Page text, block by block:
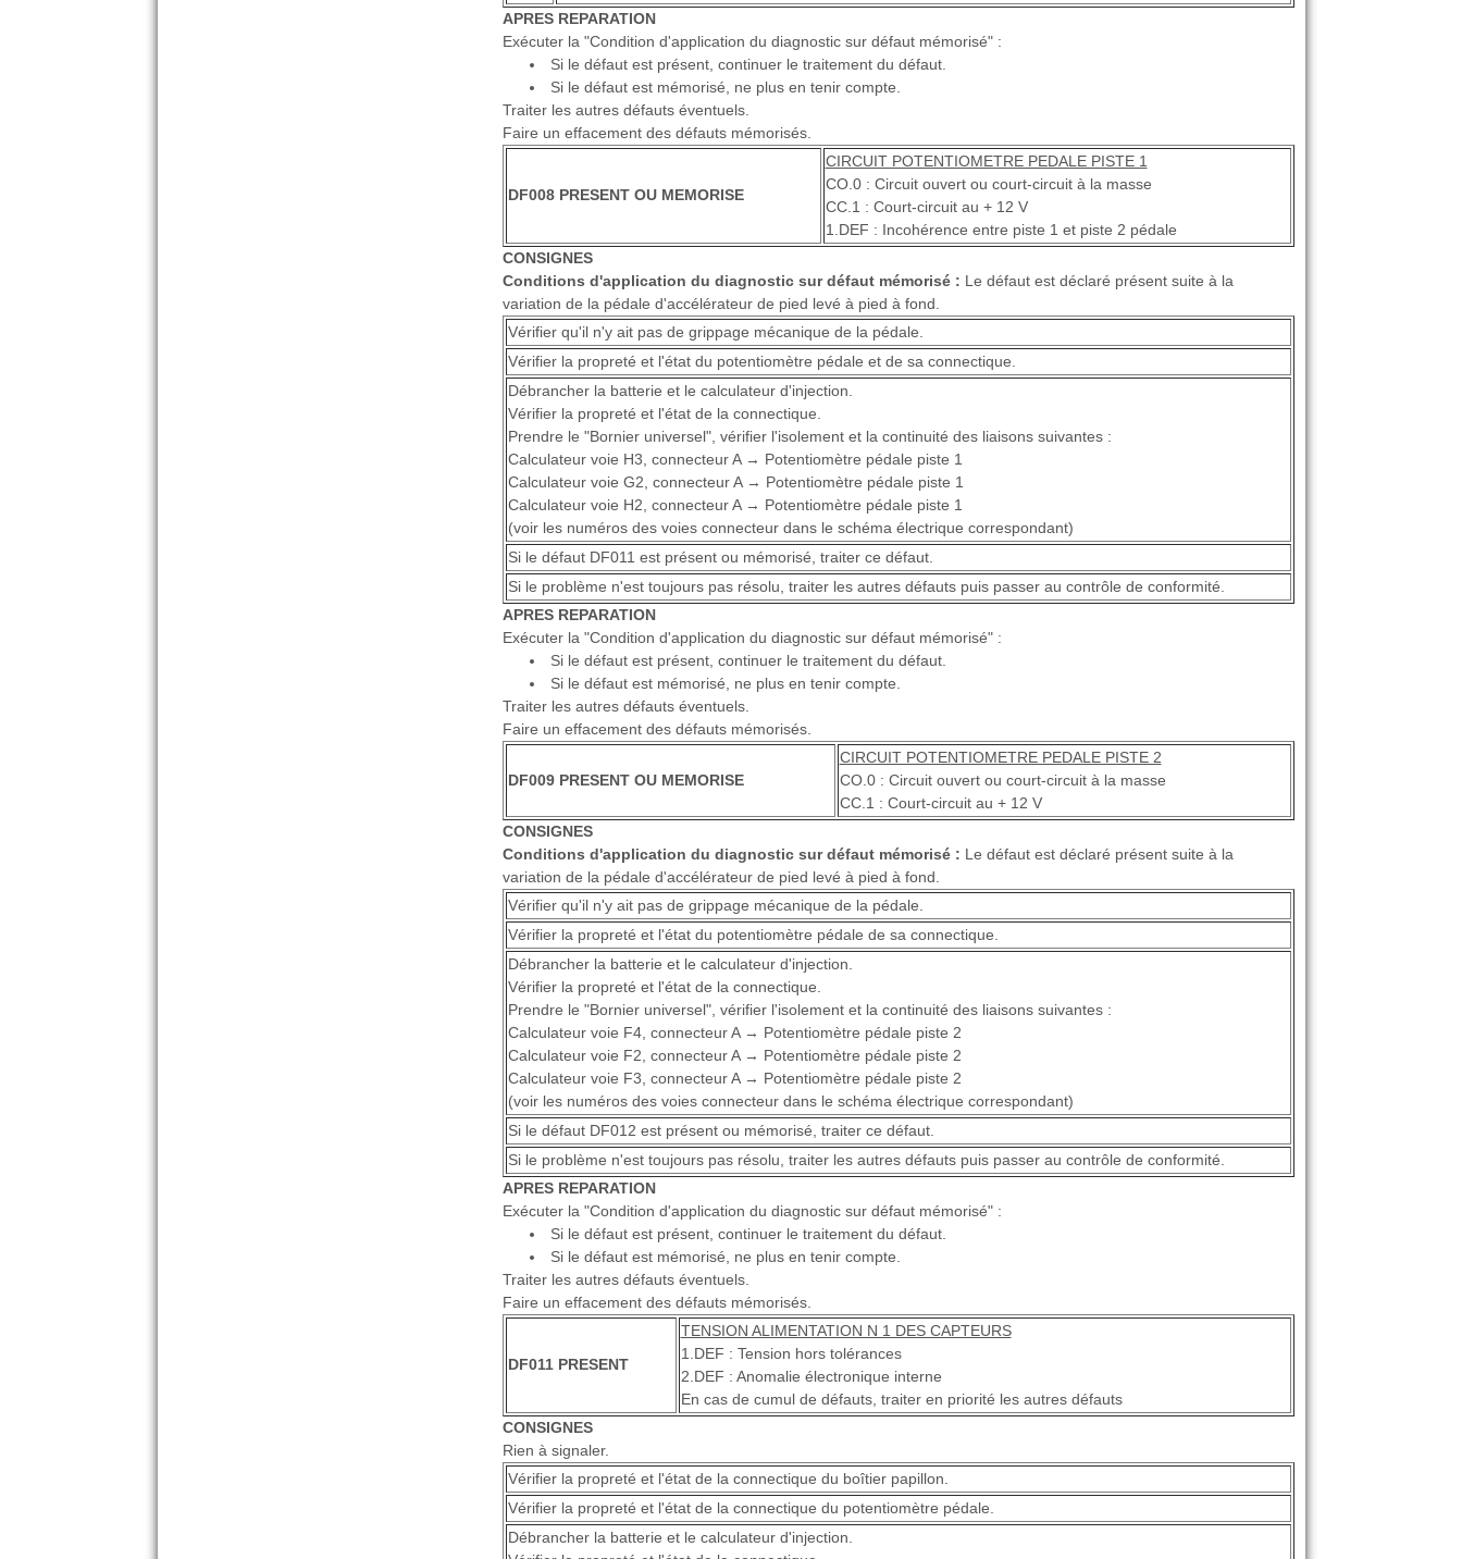
APRES REPARATION
Exécuter la "Condition d'application du diagnostic sur défaut mémorisé" :
Si le défaut est présent, continuer le traitement du défaut.
Si le défaut est mémorisé, ne plus en tenir compte.
Traiter les autres défauts éventuels.
Faire un effacement des défauts mémorisés.
DF008 PRESENT OU MEMORISE
CIRCUIT POTENTIOMETRE PEDALE PISTE 1
CO.0 : Circuit ouvert ou court-circuit à la masse
CC.1 : Court-circuit au + 12 V
1.DEF : Incohérence entre piste 1 et piste 2 pédale
CONSIGNES
Conditions d'application du diagnostic sur défaut mémorisé : Le défaut est déclaré présent suite à la
variation de la pédale d'accélérateur de pied levé à pied à fond.
Vérifier qu'il n'y ait pas de grippage mécanique de la pédale.
Vérifier la propreté et l'état du potentiomètre pédale et de sa connectique.
Débrancher la batterie et le calculateur d'injection.
Vérifier la propreté et l'état de la connectique.
Prendre le "Bornier universel", vérifier l'isolement et la continuité des liaisons suivantes :
Calculateur voie H3, connecteur A → Potentiomètre pédale piste 1
Calculateur voie G2, connecteur A → Potentiomètre pédale piste 1
Calculateur voie H2, connecteur A → Potentiomètre pédale piste 1
(voir les numéros des voies connecteur dans le schéma électrique correspondant)
Si le défaut DF011 est présent ou mémorisé, traiter ce défaut.
Si le problème n'est toujours pas résolu, traiter les autres défauts puis passer au contrôle de conformité.
APRES REPARATION
Exécuter la "Condition d'application du diagnostic sur défaut mémorisé" :
Si le défaut est présent, continuer le traitement du défaut.
Si le défaut est mémorisé, ne plus en tenir compte.
Traiter les autres défauts éventuels.
Faire un effacement des défauts mémorisés.
DF009 PRESENT OU MEMORISE
CIRCUIT POTENTIOMETRE PEDALE PISTE 2
CO.0 : Circuit ouvert ou court-circuit à la masse
CC.1 : Court-circuit au + 12 V
CONSIGNES
Conditions d'application du diagnostic sur défaut mémorisé : Le défaut est déclaré présent suite à la
variation de la pédale d'accélérateur de pied levé à pied à fond.
Vérifier qu'il n'y ait pas de grippage mécanique de la pédale.
Vérifier la propreté et l'état du potentiomètre pédale de sa connectique.
Débrancher la batterie et le calculateur d'injection.
Vérifier la propreté et l'état de la connectique.
Prendre le "Bornier universel", vérifier l'isolement et la continuité des liaisons suivantes :
Calculateur voie F4, connecteur A → Potentiomètre pédale piste 2
Calculateur voie F2, connecteur A → Potentiomètre pédale piste 2
Calculateur voie F3, connecteur A → Potentiomètre pédale piste 2
(voir les numéros des voies connecteur dans le schéma électrique correspondant)
Si le défaut DF012 est présent ou mémorisé, traiter ce défaut.
Si le problème n'est toujours pas résolu, traiter les autres défauts puis passer au contrôle de conformité.
APRES REPARATION
Exécuter la "Condition d'application du diagnostic sur défaut mémorisé" :
Si le défaut est présent, continuer le traitement du défaut.
Si le défaut est mémorisé, ne plus en tenir compte.
Traiter les autres défauts éventuels.
Faire un effacement des défauts mémorisés.
DF011 PRESENT
TENSION ALIMENTATION N 1 DES CAPTEURS
1.DEF : Tension hors tolérances
2.DEF : Anomalie électronique interne
En cas de cumul de défauts, traiter en priorité les autres défauts
CONSIGNES
Rien à signaler.
Vérifier la propreté et l'état de la connectique du boîtier papillon.
Vérifier la propreté et l'état de la connectique du potentiomètre pédale.
Débrancher la batterie et le calculateur d'injection.